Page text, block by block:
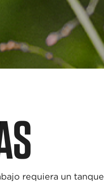
requiera un tanque